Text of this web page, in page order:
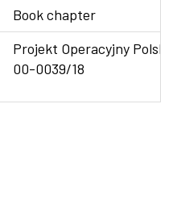
Book chapter
Projekt Operacyjny
00-0039/18